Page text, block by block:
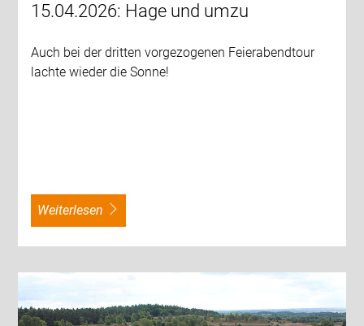
15.04.2026: Hage und umzu
Auch bei der dritten vorgezogenen Feierabendtour
lachte wieder die Sonne!
weiterlesen